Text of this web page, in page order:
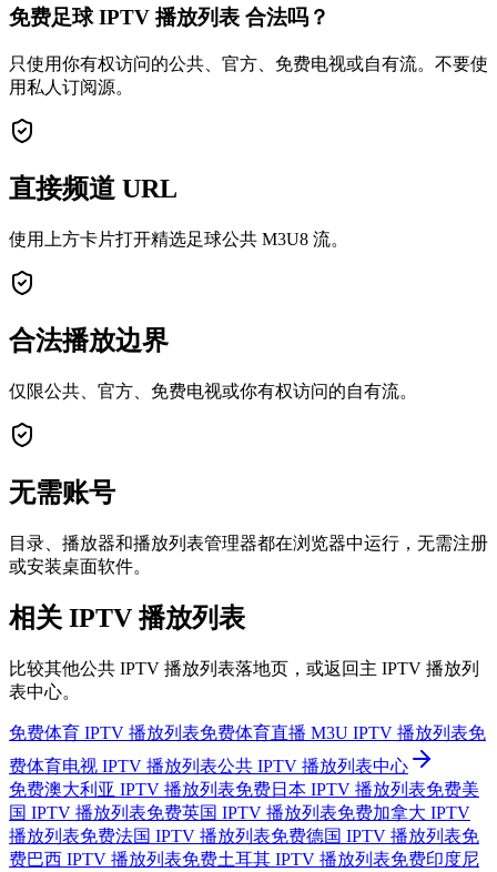
免费足球 IPTV 播放列表 合法吗？
只使用你有权访问的公共、官方、免费电视或自有流。不要使
用私人订阅源。
直接频道 URL
使用上方卡片打开精选足球公共 M3U8 流。
合法播放边界
仅限公共、官方、免费电视或你有权访问的自有流。
无需账号
目录、播放器和播放列表管理器都在浏览器中运行，无需注册
或安装桌面软件。
相关 IPTV 播放列表
比较其他公共 IPTV 播放列表落地页，或返回主 IPTV 播放列
表中心。
免费体育 IPTV 播放列表免费体育直播 M3U IPTV 播放列表免
费体育电视 IPTV 播放列表公共 IPTV 播放列表中心
免费澳大利亚 IPTV 播放列表免费日本 IPTV 播放列表免费美
国 IPTV 播放列表免费英国 IPTV 播放列表免费加拿大 IPTV
播放列表免费法国 IPTV 播放列表免费德国 IPTV 播放列表免
费巴西 IPTV 播放列表免费土耳其 IPTV 播放列表免费印度尼